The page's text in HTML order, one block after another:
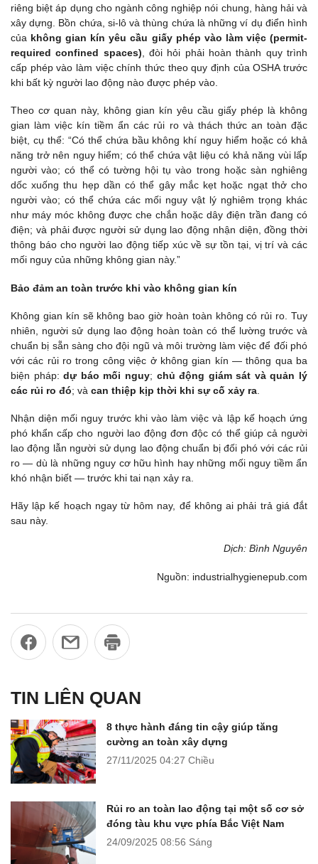
riêng biệt áp dụng cho ngành công nghiệp nói chung, hàng hải và
xây dựng. Bồn chứa, si-lô và thùng chứa là những ví dụ điển hình
của không gian kín yêu cầu giấy phép vào làm việc (permit-
required confined spaces), đòi hỏi phải hoàn thành quy trình
cấp phép vào làm việc chính thức theo quy định của OSHA trước
khi bất kỳ người lao động nào được phép vào.
Theo cơ quan này, không gian kín yêu cầu giấy phép là không
gian làm việc kín tiềm ẩn các rủi ro và thách thức an toàn đặc
biệt, cụ thể: “Có thể chứa bầu không khí nguy hiểm hoặc có khả
năng trở nên nguy hiểm; có thể chứa vật liệu có khả năng vùi lấp
người vào; có thể có tường hội tụ vào trong hoặc sàn nghiêng
dốc xuống thu hẹp dần có thể gây mắc kẹt hoặc ngạt thở cho
người vào; có thể chứa các mối nguy vật lý nghiêm trọng khác
như máy móc không được che chắn hoặc dây điện trần đang có
điện; và phải được người sử dụng lao động nhận diện, đồng thời
thông báo cho người lao động tiếp xúc về sự tồn tại, vị trí và các
mối nguy của những không gian này.”
Bảo đảm an toàn trước khi vào không gian kín
Không gian kín sẽ không bao giờ hoàn toàn không có rủi ro. Tuy
nhiên, người sử dụng lao động hoàn toàn có thể lường trước và
chuẩn bị sẵn sàng cho đội ngũ và môi trường làm việc để đối phó
với các rủi ro trong công việc ở không gian kín — thông qua ba
biện pháp:dự báo mối nguy; chủ động giám sát và quản lý
các rủi ro đó; và can thiệp kịp thời khi sự cố xảy ra
Nhận diện mối nguy trước khi vào làm việc và lập kế hoạch ứng
phó khẩn cấp cho người lao động đơn độc có thể giúp cả người
lao động lẫn người sử dụng lao động chuẩn bị đối phó với các rủi
ro — dù là những nguy cơ hữu hình hay những mối nguy tiềm ẩn
khó nhận biết — trước khi tai nạn xảy ra.
Hãy lập kế hoạch ngay từ hôm nay, để không ai phải trả giá đắt
sau này.
Dịch: Bình Nguyên
Nguồn: industrialhygienepub.com
TIN LIÊN QUAN
8 thực hành đáng tin cậy giúp tăng
cường an toàn xây dựng
27/11/2025 04:27 Chiều
Rủi ro an toàn lao động tại một số cơ sở
đóng tàu khu vực phía Bắc Việt Nam
24/09/2025 08:56 Sáng